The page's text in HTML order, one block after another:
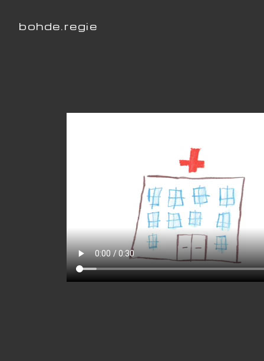
bohde.regie